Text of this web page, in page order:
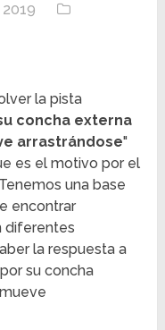
la pista
concha externa
arrastrándose"
es el motivo por el
una base
encontrar
diferentes
la respuesta a
su concha